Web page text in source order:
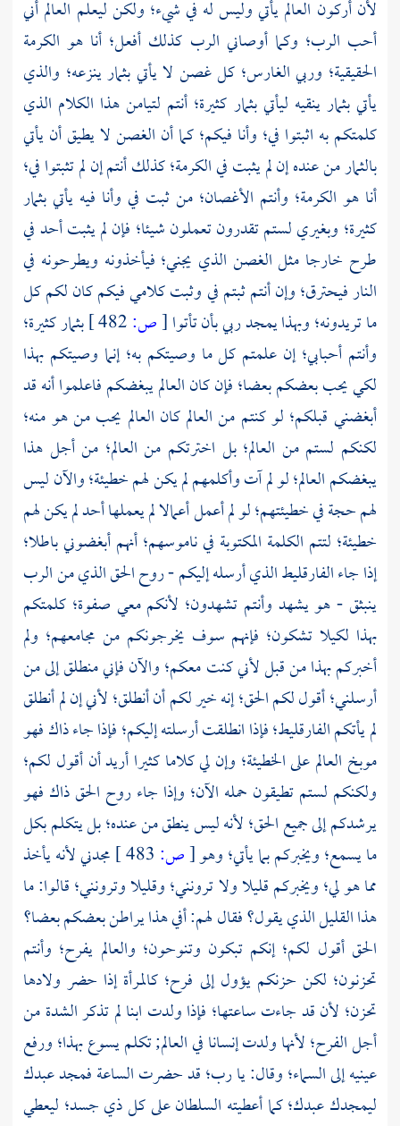
لأن أركون العالم يأتي وليس له في شيء؛ ولكن ليعلم العالم أني
أحب الرب؛ وكما أوصاني الرب كذلك أفعل؛ أنا هو الكرمة
الحقيقية؛ وربي الغارس؛ كل غصن لا يأتي بثمار ينزعه؛ والذي
يأتي بثمار ينقيه ليأتي بثمار كثيرة؛ أنتم لتيامن هذا الكلام الذي
كلمتكم به اثبتوا في؛ وأنا فيكم؛ كما أن الغصن لا يطيق أن يأتي
بالثمار من عنده إن لم يثبت في الكرمة؛ كذلك أنتم إن لم تثبتوا في؛
أنا هو الكرمة؛ وأنتم الأغصان؛ من ثبت في وأنا فيه يأتي بثمار
كثيرة؛ وبغيري لستم تقدرون تعملون شيئا؛ فإن لم يثبت أحد في
طرح خارجا مثل الغصن الذي يجني؛ فيأخذونه ويطرحونه في
النار فيحترق؛ وإن أنتم ثبتم في وثبت كلامي فيكم كان لكم كل
ما تريدونه؛ وبهذا يمجد ربي بأن تأتوا[ص:
بثمار كثيرة؛
وأنتم أحبابي؛ إن علمتم كل ما وصيتكم به؛ إنما وصيتكم بهذا
لكي يحب بعضكم بعضا؛ فإن كان العالم يبغضكم فاعلموا أنه قد
أبغضني قبلكم؛ لو كنتم من العالم كان العالم يحب من هو منه؛
لكنكم لستم من العالم؛ بل اخترتكم من العالم؛ من أجل هذا
يبغضكم العالم؛ لو لم آت وأكلمهم لم يكن لهم خطيئة؛ والآن ليس
لهم حجة في خطيئتهم؛ لو لم أعمل أعمالا لم يعملها أحد لم يكن لهم
خطيئة؛ لتتم الكلمة المكتوبة في ناموسهم؛ أنهم أبغضوني باطلا؛
إذا جاء الفارقليط الذي أرسله إليكم - روح الحق الذي من الرب
ينبثق - هو يشهد وأنتم تشهدون؛ لأنكم معي صفوة؛ كلمتكم
بهذا لكيلا تشكون؛ فإنهم سوف يخرجونكم من مجامعهم؛ ولم
أخبركم بهذا من قبل لأني كنت معكم؛ والآن فإني منطلق إلى من
أرسلني؛ أقول لكم الحق؛ إنه خير لكم أن أنطلق؛ لأني إن لم أنطلق
لم يأتكم الفارقليط؛ فإذا انطلقت أرسلته إليكم؛ فإذا جاء ذاك فهو
موبخ العالم على الخطيئة؛ وإن لي كلاما كثيرا أريد أن أقول لكم؛
ولكنكم لستم تطيقون حمله الآن؛ وإذا جاء روح الحق ذاك فهو
يرشدكم إلى جميع الحق؛ لأنه ليس ينطق من عنده؛ بل يتكلم بكل
ما يسمع؛ ويخبركم بما يأتي؛ وهو[ص:
مجدني لأنه يأخذ
مما هو لي؛ ويخبركم قليلا ولا ترونني؛ وقليلا وترونني؛ قالوا: ما
هذا القليل الذي يقول؟ فقال لهم: أفي هذا يراطن بعضكم بعضا؟
الحق أقول لكم؛ إنكم تبكون وتنوحون؛ والعالم يفرح؛ وأنتم
تحزنون؛ لكن حزنكم يؤول إلى فرح؛ كالمرأة إذا حضر ولادها
تحزن؛ لأن قد جاءت ساعتها؛ فإذا ولدت ابنا لم تذكر الشدة من
أجل الفرح؛ لأنها ولدت إنسانا في العالم; تكلم يسوع بهذا؛ ورفع
عينيه إلى السماء؛ وقال: يا رب؛ قد حضرت الساعة فمجد عبدك
ليمجدك عبدك؛ كما أعطيته السلطان على كل ذي جسد؛ ليعطي